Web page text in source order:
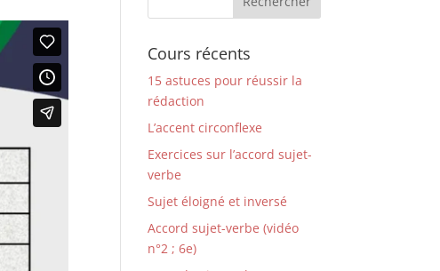
Cours récents
15 astuces pour réussir la
rédaction
L’accent circonflexe
Exercices sur l’accord sujet-
verbe
Sujet éloigné et inversé
Accord sujet-verbe (vidéo
n°2 ; 6e)